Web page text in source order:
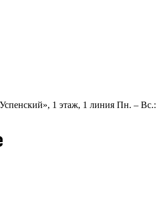
1 этаж, 1 линия Пн. – Вс.: